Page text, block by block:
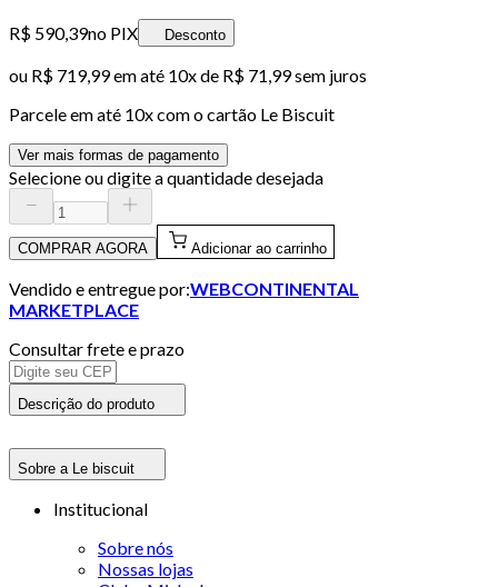
R$ 590,39no PIX Desconto
ou R$ 719,99em até 10x de R$ 71,99 sem juros
Parcele em até 10x com o cartão Le Biscuit
Ver mais formas de pagamento
Selecione ou digite a quantidade desejada
COMPRAR AGORA Adicionar ao carrinho
Vendido e entregue por:WEBCONTINENTAL
MARKETPLACE
Consultar frete e prazo
Descrição do produto
Sobre a Le biscuit
Institucional
Sobre nós
Nossas lojas